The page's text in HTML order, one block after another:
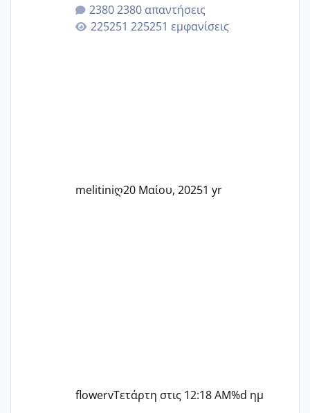
Εδώ θα μοιραστούμε αγωνίες, χαρές,
εμπειρίες και κάθε μικρή ή μεγάλη
2380 απαντήσεις
225251 εμφανίσεις
melitiniღ20 Μαίου, 20251 yr
flowervΤετάρτη στις 12:18 AM%d ημ